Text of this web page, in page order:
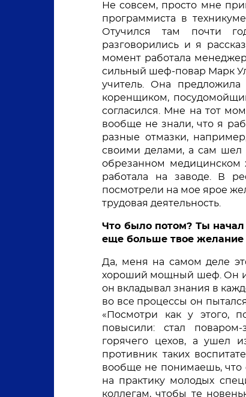
Не совсем, просто мне
программиста в
Отучился там почти
разговорились и я
момент работала
сильный шеф-повар Марк
учитель. Она
коренщиком,
согласился. Мне на тот
вообще не знали, что я
разные отмазки,
своими делами, а сам шел
обрезанном медицинском
работала на заводе. В
посмотрели на мое ярое
трудовая деятельность.
Что было потом? Ты начал
еще больше твое желание
Да, меня на самом деле
хороший мощный шеф. Он
он вкладывал знания в
во все процессы он
«Посмотри как у этого,
повысили: стал
горячего цехов, а ушел
противник таких
вообще не понимаешь, что
на практику молодых
коллегам, чтобы те